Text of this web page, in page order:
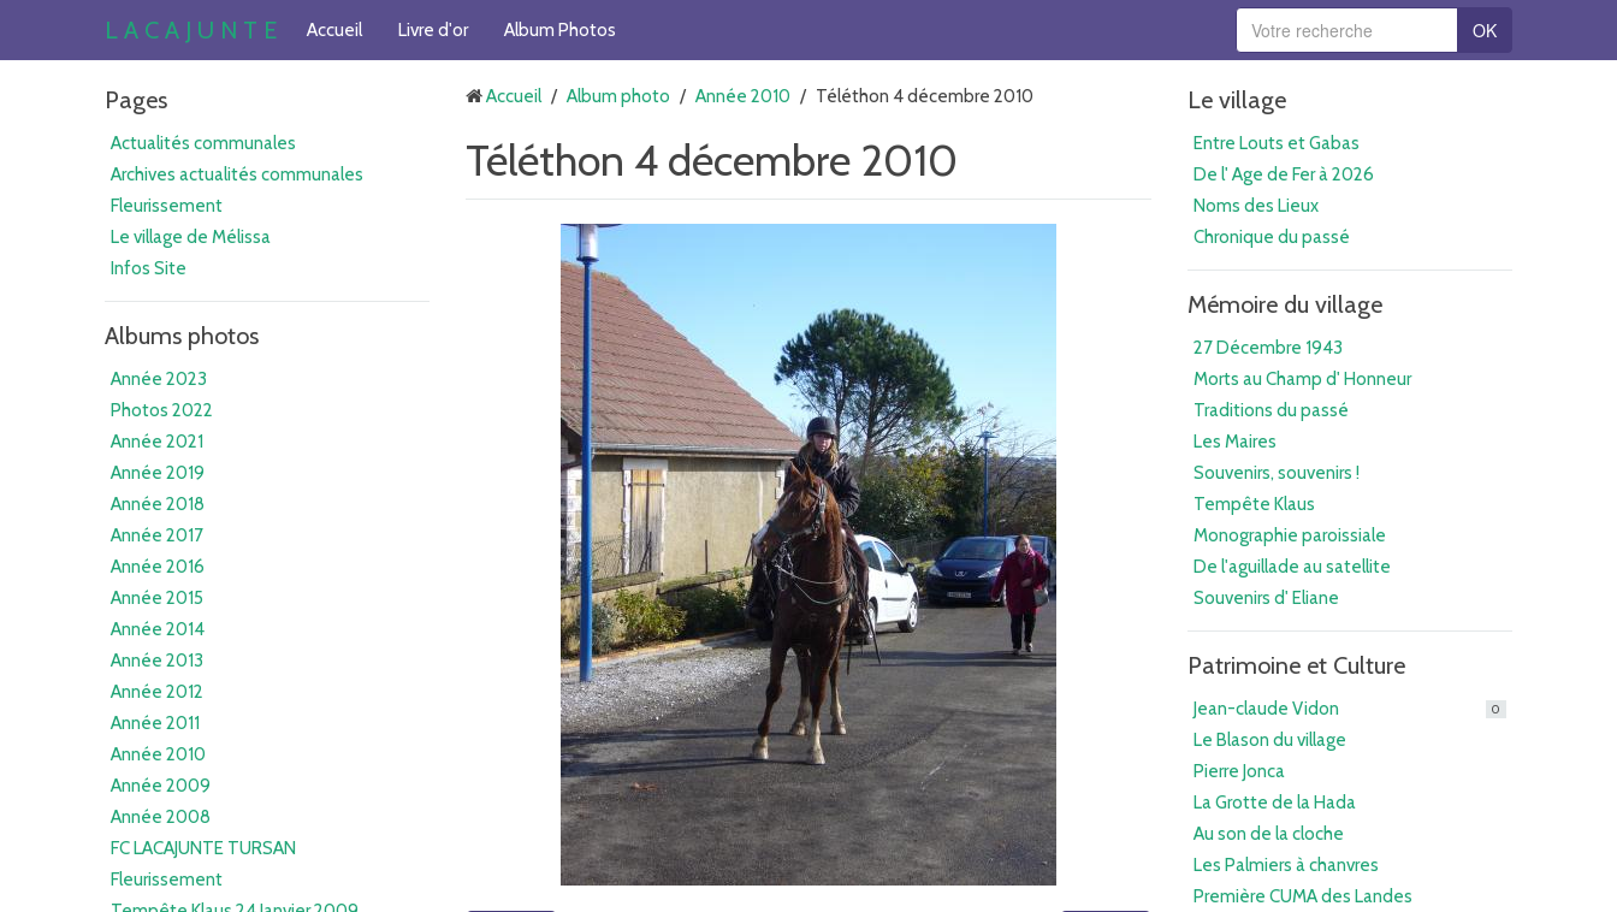
L A C A J U N T E Accueil Livre d'or Album Photos OK
Pages
Actualités communales
Archives actualités communales
Fleurissement
Le village de Mélissa
Infos Site
Albums photos
Année 2023
Photos 2022
Année 2021
Année 2019
Année 2018
Année 2017
Année 2016
Année 2015
Année 2014
Année 2013
Année 2012
Année 2011
Année 2010
Année 2009
Année 2008
FC LACAJUNTE TURSAN
Fleurissement
Accueil / Album photo / Année 2010 / Téléthon 4 décembre 2010
Téléthon 4 décembre 2010
Le village
Entre Louts et Gabas
De l' Age de Fer à 2026
Noms des Lieux
Chronique du passé
Mémoire du village
27 Décembre 1943
Morts au Champ d' Honneur
Traditions du passé
Les Maires
Souvenirs, souvenirs !
Tempête Klaus
Monographie paroissiale
De l'aguillade au satellite
Souvenirs d' Eliane
Patrimoine et Culture
Jean-claude Vidon 0
Le Blason du village
Pierre Jonca
La Grotte de la Hada
Au son de la cloche
Les Palmiers à chanvres
Première CUMA des Landes